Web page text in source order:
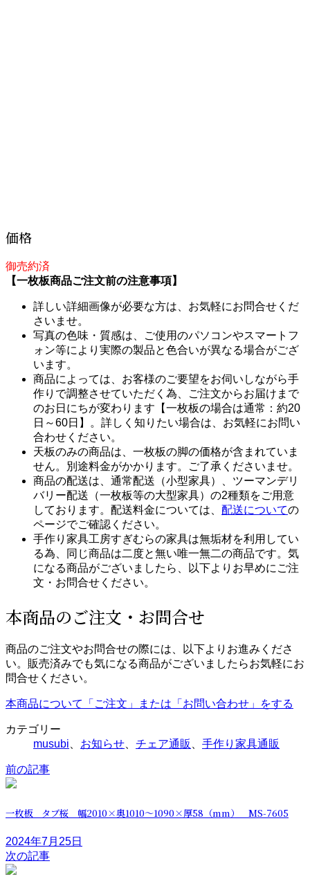
価格
御売約済
【一枚板商品ご注文前の注意事項】
詳しい詳細画像が必要な方は、お気軽にお問合せくだ
さいませ。
写真の色味・質感は、ご使用のパソコンやスマートフ
ォン等により実際の製品と色合いが異なる場合がござ
います。
商品によっては、お客様のご要望をお伺いしながら手
作りで調整させていただく為、ご注文からお届けまで
のお日にちが変わります【一枚板の場合は通常：約20
日～60日】。詳しく知りたい場合は、お気軽にお問い
合わせください。
天板のみの商品は、一枚板の脚の価格が含まれていま
せん。別途料金がかかります。ご了承くださいませ。
商品の配送は、通常配送（小型家具）、ツーマンデリ
バリー配送（一枚板等の大型家具）の2種類をご用意
しております。配送料金については、 配送についての
ページでご確認ください。
手作り家具工房すぎむらの家具は無垢材を利用してい
る為、同じ商品は二度と無い唯一無二の商品です。気
になる商品がございましたら、以下よりお早めにご注
文・お問合せください。
本商品のご注文・お問合せ
商品のご注文やお問合せの際には、以下よりお進みくださ
い。販売済みでも気になる商品がございましたらお気軽にお
問合せください。
本商品について「ご注文」または「お問い合わせ」をする
カテゴリー
musubi
お知らせ チェア通販 手作り家具通販
前の記事
一枚板 タブ桜 幅2010×奥1010～1090×厚58（mm） MS-7605
2024年7月25日
次の記事